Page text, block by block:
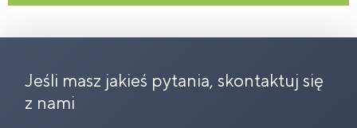
Jeśli masz jakieś pytania, skontaktuj się
z nami